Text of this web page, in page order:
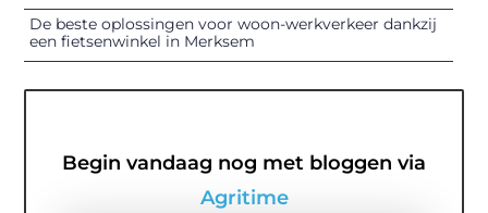
De beste oplossingen voor woon-werkverkeer dankzij
een fietsenwinkel in Merksem
Begin vandaag nog met bloggen via
Agritime